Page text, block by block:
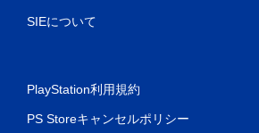
SIEについて
PlayStation利用規約
PS Storeキャンセルポリシー